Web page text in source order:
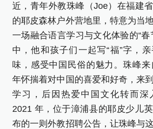
近，青年外教珠峰（Joe）在福建
的耶皮森林户外营地里，特意为当
一场融合语言学习与文化体验的“春
中，他和孩子们一起写“福”字，
味，感受中国民俗的魅力。珠峰
年怀揣着对中国的喜爱和好奇，来
学习，后因热爱中国文化转而深
2021 年，位于漳浦县的耶皮少儿
布的一则外教招聘公告，让珠峰与